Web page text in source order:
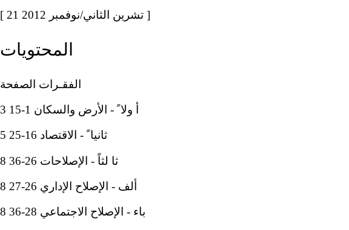
[ 21 تشرين الثاني/نوفمبر 2012 ]
المحتويات
الفقـرات الصفحة
أ ولا ً - الأرض والسكان 1-15 3
ثانيا ً - الاقتصاد 16-25 5
ثا لثاً - الإصلاحات 26-36 8
ألف - الإصلاح الإداري 26-27 8
باء - الإصلاح الاجتماعي 28-36 8